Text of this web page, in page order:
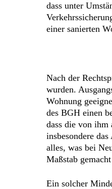
dass unter
einer sanierten
Nach der
wurden.
Wohnung
des BGH einen
dass die von ihm
insbesondere
alles, was bei
Maßstab
Ein solcher